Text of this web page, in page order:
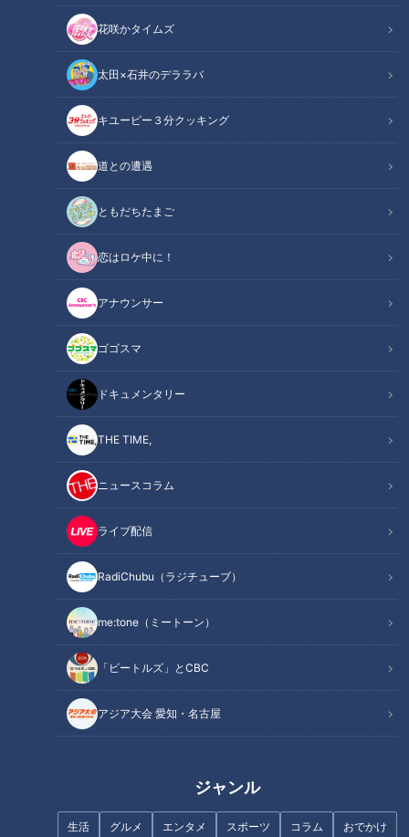
花咲かタイムズ
太田×石井のデララバ
キユーピー３分クッキング
道との遭遇
ともだちたまご
恋はロケ中に！
アナウンサー
ゴゴスマ
ドキュメンタリー
THE TIME,
ニュースコラム
ライブ配信
RadiChubu（ラジチューブ）
me:tone（ミートーン）
「ビートルズ」とCBC
アジア大会 愛知・名古屋
ジャンル
生活 グルメ エンタメ スポーツ コラム おでかけ
チャント！
教えマスター
毎週月～金曜日の夕方、CBCテレビで放送している情報番組
【チャント！】。
火曜日の人気コーナー『教えマスター』では、様々なジャンル
の達人（マスター）から教えを請い、使える＆役立つ情報をお
届けしています。
今回は、食べ残しゼロの無限“ずぼら飯”を大特集！
無限ペペロンチーノの材料（1人前）
＜ずぼら飯マスターの教え＞ペペロンチーノはごま油を入
れるべし！
無限キャベツの材料（2人前）
＜ずぼら飯マスターの教え＞ドーナツは豆腐でふわふわに
オススメ関連コンテンツ